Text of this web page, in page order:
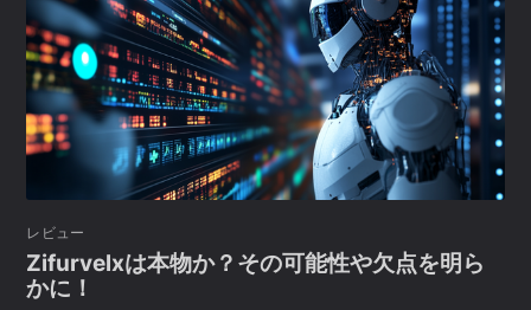
レビュー
Zifurvelxは本物か？その可能性や欠点を明ら
かに！